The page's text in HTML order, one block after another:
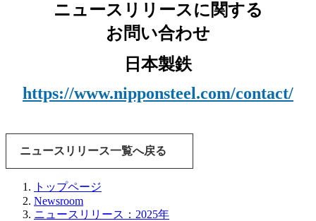
ニュースリリースに関する
お問い合わせ
日本製鉄
https://www.nipponsteel.com/contact/
ニュースリリース一覧へ戻る
トップページ
Newsroom
ニュースリリース：2025年